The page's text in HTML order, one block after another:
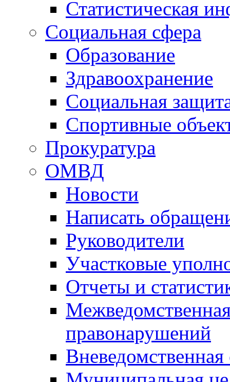
Статистическая
Социальная сфера
Образование
Здравоохранение
Социальная
Спортивные
Прокуратура
ОМВД
Новости
Написать
Руководители
Участковые
Отчеты и
правонарушений
Вневедомственная